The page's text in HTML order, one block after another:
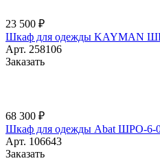
23 500 ₽
Шкаф для одежды KAYMAN
Арт. 258106
Заказать
68 300 ₽
Шкаф для одежды Abat ШРО-6-
Арт. 106643
Заказать